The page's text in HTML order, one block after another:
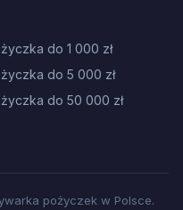
do 1 000 zł
do 5 000 zł
do 50 000 zł
pożyczek w Polsce.